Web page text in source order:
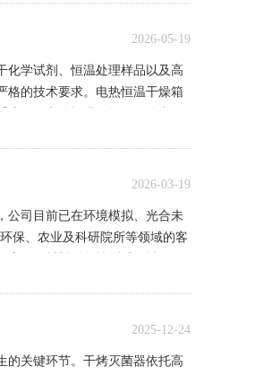
2026-05-19
化学试剂、恒温处理样品以及高
格的技术要求。电热恒温干燥箱
介绍电热恒温干燥箱的分类、
2026-03-19
公司目前已在环境模拟、光合未
保、农业及科研院所等领域的客
用于材料耐久性测试领域。在
2025-12-24
的关键环节。干烤灭菌器依托高